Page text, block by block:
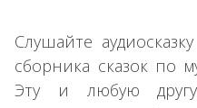
Слушайте
сборника сказок по
Эту и любую